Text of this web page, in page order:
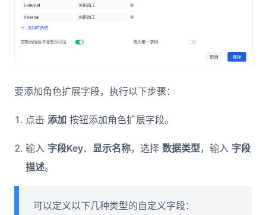
要添加角色扩展字段，执行以下步骤：
点击添加 按钮添加角色扩展字段。
输入 字段Key、 显示名称，选择数据类型，输入 字段
描述。
可以定义以下几种类型的自定义字段：